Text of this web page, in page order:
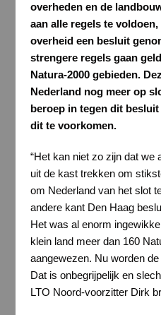
overheden en de
aan alle regels te
overheid een besluit
strengere regels gaan
Natura-2000 gebieden.
Nederland nog meer op
beroep in tegen dit
dit te voorkomen.
“Het kan niet zo zijn dat we
uit de kast trekken om
om Nederland van het slot
andere kant Den Haag
Het was al enorm
klein land meer dan 160
aangewezen. Nu worden
Dat is onbegrijpelijk en
LTO Noord-voorzitter Dirk